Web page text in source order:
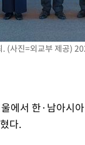
(사진=외교부 제공)
에서 한·남아시
다.